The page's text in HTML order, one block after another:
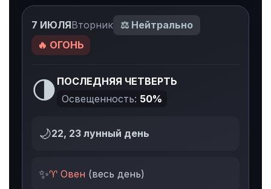
7 ИЮЛЯВторник
⚖️ Нейтрально
🔥 ОГОНЬ
🌗 ПОСЛЕДНЯЯ ЧЕТВЕРТЬ
Освещенность: 50%
🌙22, 23 лунный день
✨♈ Овен (весь день)